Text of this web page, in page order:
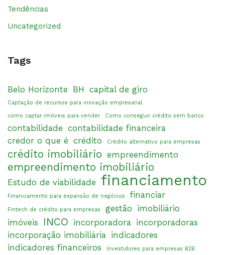
Tendências
Uncategorized
Tags
Belo Horizonte BH capital de giro
Captação de recursos para inovação empresarial
como captar imóveis para vender
Como conseguir crédito sem banco
contabilidade contabilidade financeira
credor o que é crédito Crédito alternativo para empresas
crédito imobiliário empreendimento
empreendimento imobiliário
Estudo de viabilidade financiamento
Financiamento para expansão de negócios financiar
Fintech de crédito para empresas gestão imobiliário
imóveis
INCO incorporadora incorporadoras
incorporação imobiliária indicadores
indicadores financeiros
Investidores para empresas B2B